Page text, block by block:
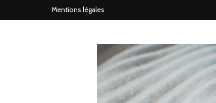
Mentions légales